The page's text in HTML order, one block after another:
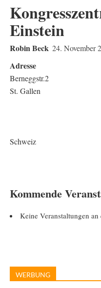
Einstein
Robin Beck 24. November
Adresse
Berneggstr.2
St. Gallen
Schweiz
Kommende
Keine Veranstaltungen an
WERBUNG